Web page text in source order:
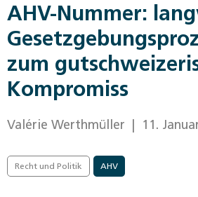
AHV-Nummer:
zum
Kompromiss
Valérie Werthmüller | 11.
Recht und Politik AHV